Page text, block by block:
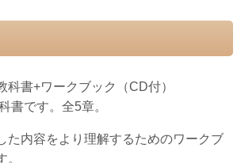
科書+ワークブック（CD付）
書です。全5章。
た内容をより理解するためのワークブ